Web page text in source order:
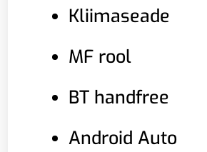
Kliimaseade
MF rool
BT handfree
Android Auto